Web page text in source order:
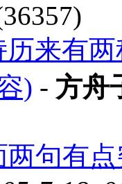
历来有
) - 方舟
两句有